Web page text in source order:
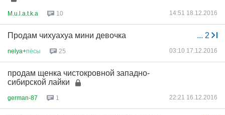
M.u.l.a.t.k.a 10 14:51 18.12.2016
... 2
Продам чихуахуа мини девочка
nelya+пёсы 25 03:10 17.12.2016
продам щенка чистокровной западно-
сибирской лайки
german-87 1 22:21 16.12.2016